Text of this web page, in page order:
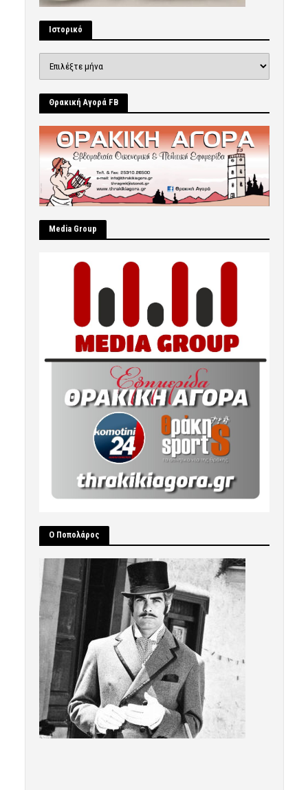
Ιστορικό
Θρακική Αγορά FB
Μedia Group
Ο Ποπολάρος